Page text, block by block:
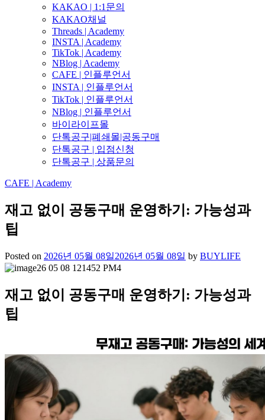
KAKAO | 1:1문의
KAKAO채널
Threads | Academy
INSTA | Academy
TikTok | Academy
NBlog | Academy
CAFE | 인플루언서
INSTA | 인플루언서
TikTok | 인플루언서
NBlog | 인플루언서
바이라이프몰
단톡공구|폐쇄몰|공동구매
단톡공구 | 입점신청
단톡공구 | 상품문의
CAFE | Academy
재고 없이 공동구매 운영하기: 가능성과
팁
Posted on 2026년 05월 08일2026년 05월 08일 by BUYLIFE
재고 없이 공동구매 운영하기: 가능성과
팁